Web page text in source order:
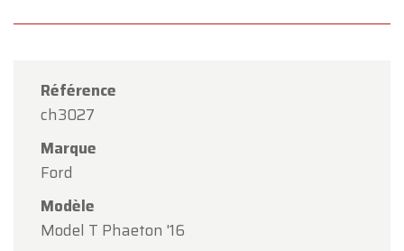
Référence
ch3027
Marque
Ford
Modèle
Model T Phaeton '16